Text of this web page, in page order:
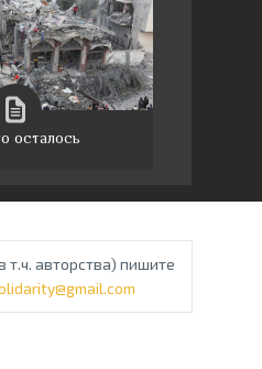
осталось
авторства) пишите